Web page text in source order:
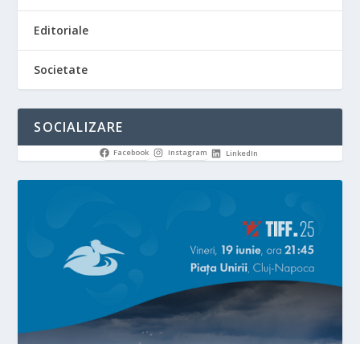
Editoriale
Societate
SOCIALIZARE
Facebook Instagram LinkedIn